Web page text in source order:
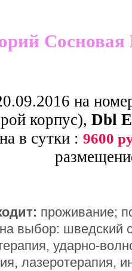
Сосновая
на
корпус), Dbl
в сутки : 9600
проживание;
выбор: шведский
ударно-
лазеротерапия,